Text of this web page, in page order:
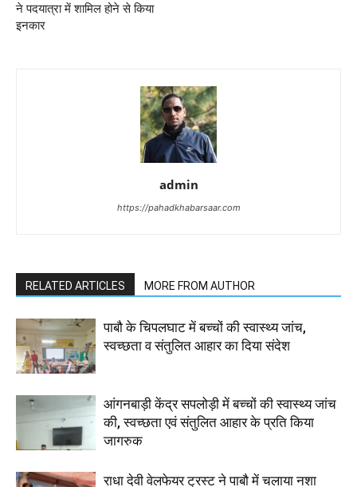
ने पदयात्रा में शामिल होने से किया
इनकार
admin
https://pahadkhabarsaar.com
RELATED ARTICLES MORE FROM AUTHOR
पाबौ के चिपलघाट में बच्चों की स्वास्थ्य जांच,
स्वच्छता व संतुलित आहार का दिया संदेश
आंगनबाड़ी केंद्र सपलोड़ी में बच्चों की स्वास्थ्य जांच
की, स्वच्छता एवं संतुलित आहार के प्रति किया
जागरुक
राधा देवी वेलफेयर ट्रस्ट ने पाबौ में चलाया नशा